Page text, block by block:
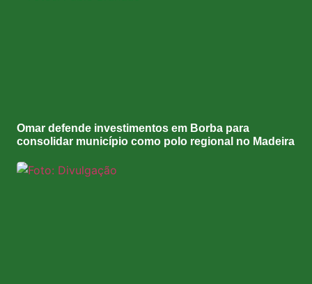
Omar defende investimentos em Borba para
consolidar município como polo regional no Madeira